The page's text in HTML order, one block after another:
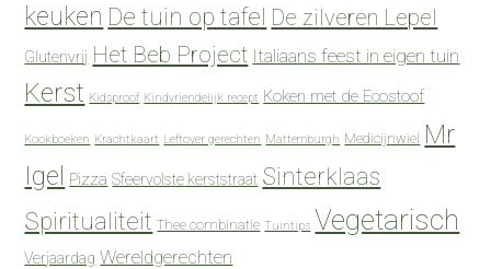
keuken De tuin op tafel De zilveren Lepel
Glutenvrij Het Beb Project Italiaans feest in eigen tuin
Kerst Kidsproof Kindvriendelijk recept Koken met de Ecostoof
Kookboeken Krachtkaart Leftover gerechten Mattemburgh Medicijnwiel Mr
Igel
Pizza Sfeervolste kerststraat Sinterklaas
Spiritualiteit Thee combinatie Tuintips Vegetarisch
Verjaardag Wereldgerechten